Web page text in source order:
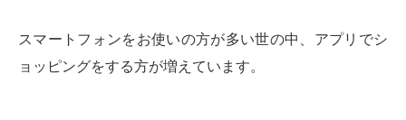
スマートフォンをお使いの方が多い世の中、アプリでシ
ョッピングをする方が増えています。